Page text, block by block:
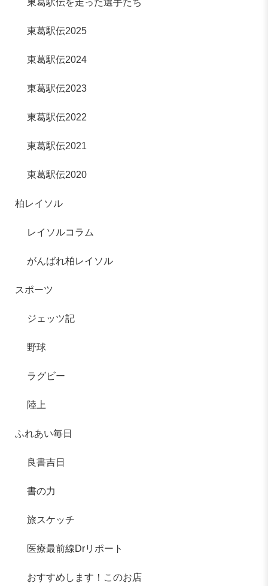
東葛駅伝2025
東葛駅伝2024
東葛駅伝2023
東葛駅伝2022
東葛駅伝2021
東葛駅伝2020
柏レイソル
レイソルコラム
がんばれ柏レイソル
スポーツ
ジェッツ記
野球
ラグビー
陸上
ふれあい毎日
良書吉日
書の力
旅スケッチ
医療最前線Drリポート
おすすめします！このお店